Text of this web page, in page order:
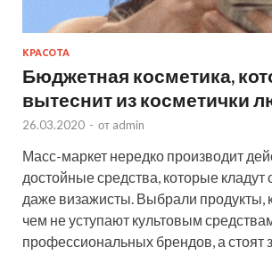
КРАСОТА
Бюджетная косметика,
вытеснит из косметички
26.03.2020 - от admin
Масс-маркет нередко производит
достойные средства, которые кладут
даже визажисты. Выбрали продукты,
чем не уступают культовым
профессиональных брендов, а стоят